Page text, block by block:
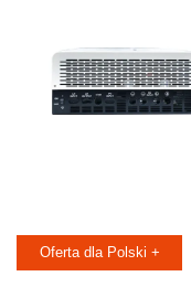
Oferta dla Polski +